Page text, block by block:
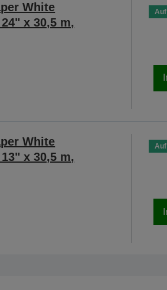
White
x 30,5 m,
White
x 30,5 m,